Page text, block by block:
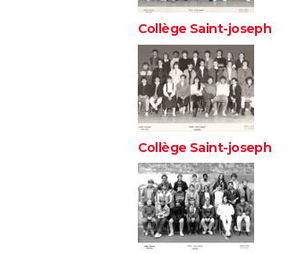
Collège Saint-joseph
Collège Saint-joseph